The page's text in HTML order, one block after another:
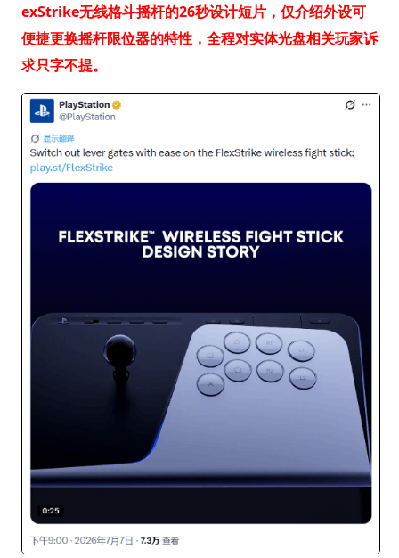
exStrike无线格斗摇杆的26秒设计短片，仅介绍外设可
便捷更换摇杆限位器的特性，全程对实体光盘相关玩家诉
求只字不提。